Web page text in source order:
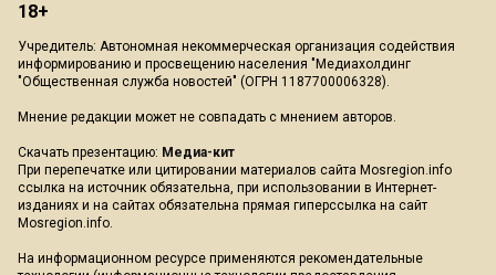
18+
Учредитель: Автономная некоммерческая организация содействия
информированию и просвещению населения "Медиахолдинг
"Общественная служба новостей" (ОГРН 1187700006328).
Мнение редакции может не совпадать с мнением авторов.
Скачать презентацию: Медиа-кит
При перепечатке или цитировании материалов сайта Mosregion.info
ссылка на источник обязательна, при использовании в Интернет-
изданиях и на сайтах обязательна прямая гиперссылка на сайт
Mosregion.info.
На информационном ресурсе применяются рекомендательные